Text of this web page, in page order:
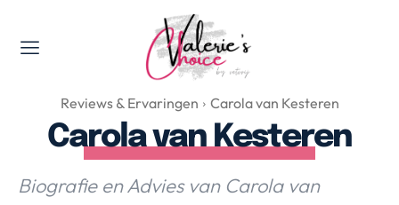
Valerie's Topics
Travel & Culture
Food & Drinks
Lifestyle, Sport & Duurzaamheid
Reviews & Ervaringen Carola van Kesteren
Carola van Kesteren
Biografie en Advies van Carola van